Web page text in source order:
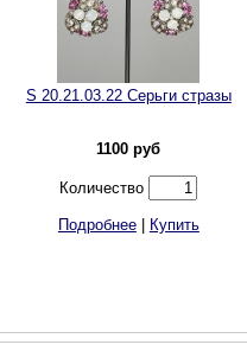
S 20.21.03.22 Серьги стразы
1100 руб
Количество
Подробнее| Купить